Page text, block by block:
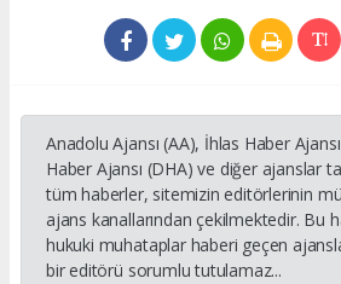
Anadolu Ajansı (AA), İhlas Haber
Haber Ajansı (DHA) ve diğer ajanslar
tüm haberler, sitemizin editörlerinin
ajans kanallarından çekilmektedir. Bu
hukuki muhataplar haberi geçen
bir editörü sorumlu tutulamaz...